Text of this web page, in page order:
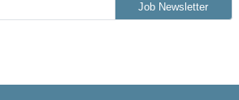
Job Newsletter